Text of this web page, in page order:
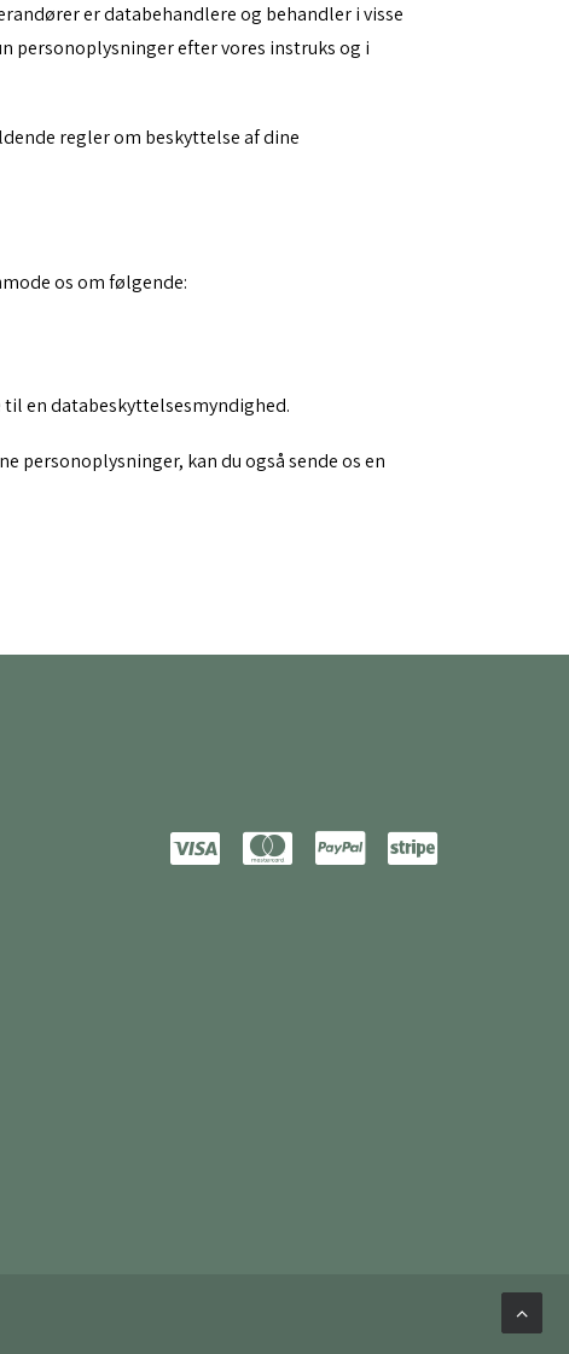
er databehandlere og behandler i visse
personoplysninger efter vores instruks og i
regler om beskyttelse af dine
os om følgende:
en databeskyttelsesmyndighed.
personoplysninger, kan du også sende os en